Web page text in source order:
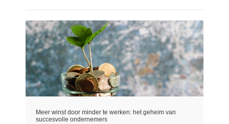
Meer winst door minder te werken: het geheim van
succesvolle ondernemers